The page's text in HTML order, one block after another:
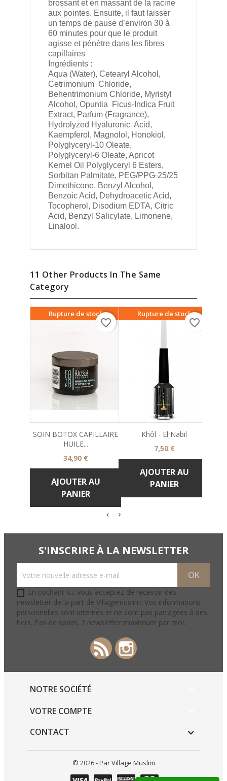
brossant et en massant de la racine
aux pointes. Ensuite, il faut laisser
un temps de pause d’environ 30 à
60 minutes pour que le produit
agisse et pénètre dans les fibres
capillaires
Ingrédients :
Aqua (Water), Cetearyl Alcohol,
Cetrimonium Chloride,
Behentrimonium Chloride, Myristyl
Alcohol, Opuntia Ficus-Indica Fruit
Extract, Parfum (Fragrance),
Hydrolyzed Hyaluronic Acid,
Kaempferol, Magnolol, Honokiol,
Polyglyceryl-10 Oleate,
Polyglyceryl-6 Oleate, Apricot
Kernel Oil Polyglyceryl 6 Esters,
Sorbitan Palmitate, PEG/PPG-25/25
Dimethicone, Benzyl Alcohol,
Benzoic Acid, Dehydroacetic Acid,
Tocopherol, Disodium EDTA, Citric
Acid, Benzyl Salicylate, Limonene,
Linalool.
11 Other Products In The Same
Category
Rupture de stock
SOIN BOTOX CAPILLAIRE
HUILE...
Prix
34,90 €
AJOUTER AU
PANIER
favorite_border
Rupture de stock
Khôl - El Nabil
Prix
7,50 €
AJOUTER AU
PANIER
favorite_border
S'INSCRIRE À LA NEWSLETTER
En cochant ici, vous acceptez de recevoir des
newsletter de la part de Villagemuslim. Vos informations
personnelles sont internes et ne sont pas partagées à des
tiers. Pas de spam, 2 newsletter maximum par moi.
Rss
NOTRE SOCIÉTÉ
VOTRE COMPTE
CONTACT
© 2026 - Par Village Muslim